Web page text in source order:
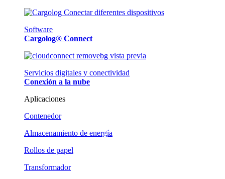
Software
Cargolog® Connect
Servicios digitales y conectividad
Conexión a la nube
Aplicaciones
Contenedor
Almacenamiento de energía
Rollos de papel
Transformador